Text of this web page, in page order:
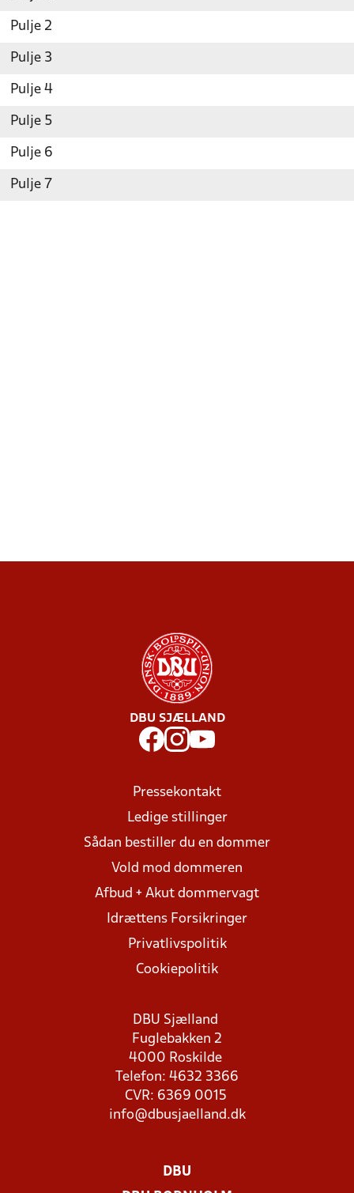
Pulje 2
Pulje 3
Pulje 4
Pulje 5
Pulje 6
Pulje 7
DBU SJÆLLAND
Pressekontakt
Ledige stillinger
Sådan bestiller du en dommer
Vold mod dommeren
Afbud + Akut dommervagt
Idrættens Forsikringer
Privatlivspolitik
Cookiepolitik
DBU Sjælland
Fuglebakken 2
4000 Roskilde
Telefon: 4632 3366
CVR: 6369 0015
info@dbusjaelland.dk
DBU